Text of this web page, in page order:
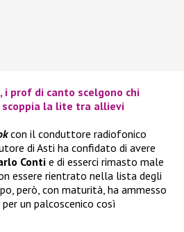
i prof di canto scelgono chi
scoppia la lite tra allievi
con il conduttore radiofonico
di Asti ha confidato di avere
Conti e di esserci rimasto male
essere rientrato nella lista degli
però, con maturità, ha ammesso
un palcoscenico così